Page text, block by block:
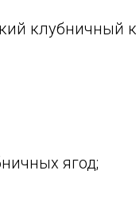
клубничный
ягод;